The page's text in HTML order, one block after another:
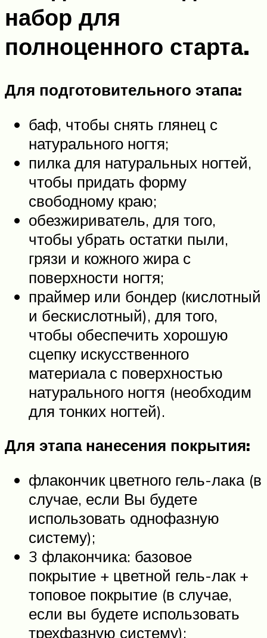
набор для
полноценного старта.
Для подготовительного этапа:
баф, чтобы снять глянец с
натурального ногтя;
пилка для натуральных ногтей,
чтобы придать форму
свободному краю;
обезжириватель, для того,
чтобы убрать остатки пыли,
грязи и кожного жира с
поверхности ногтя;
праймер или бондер (кислотный
и бескислотный), для того,
чтобы обеспечить хорошую
сцепку искусственного
материала с поверхностью
натурального ногтя (необходим
для тонких ногтей).
Для этапа нанесения покрытия:
флакончик цветного гель-лака (в
случае, если Вы будете
использовать однофазную
систему);
3 флакончика: базовое
покрытие + цветной гель-лак +
топовое покрытие (в случае,
если вы будете использовать
трехфазную систему);